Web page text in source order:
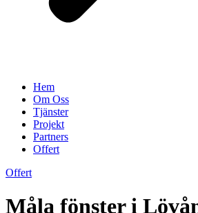
Hem
Om Oss
Tjänster
Projekt
Partners
Offert
Offert
Måla fönster i